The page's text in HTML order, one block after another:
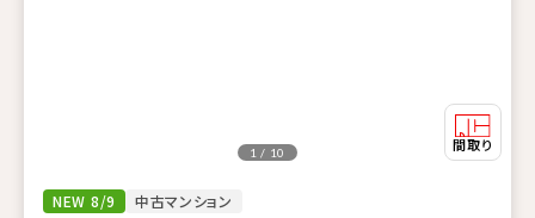
NEW 8/9 中古マンション
1 / 10